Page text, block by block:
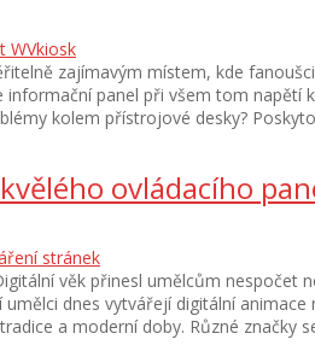
WVkiosk
zajímavým místem, kde
panel při všem tom napětí
kolem přístrojové desky?
ovládacího
stránek
věk přinesl umělcům nespočet
dnes vytvářejí digitální
a moderní doby. Různé značky